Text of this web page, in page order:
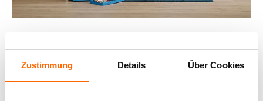
Zustimmung Details Über Cookies
TIPP: WIRKUNG UND
KOMBINATION